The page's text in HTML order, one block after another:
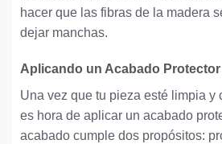
hacer que las fibras de la madera
dejar manchas.
Aplicando un Acabado
Una vez que tu pieza esté limpia y
es hora de aplicar un acabado
acabado cumple dos propósitos: